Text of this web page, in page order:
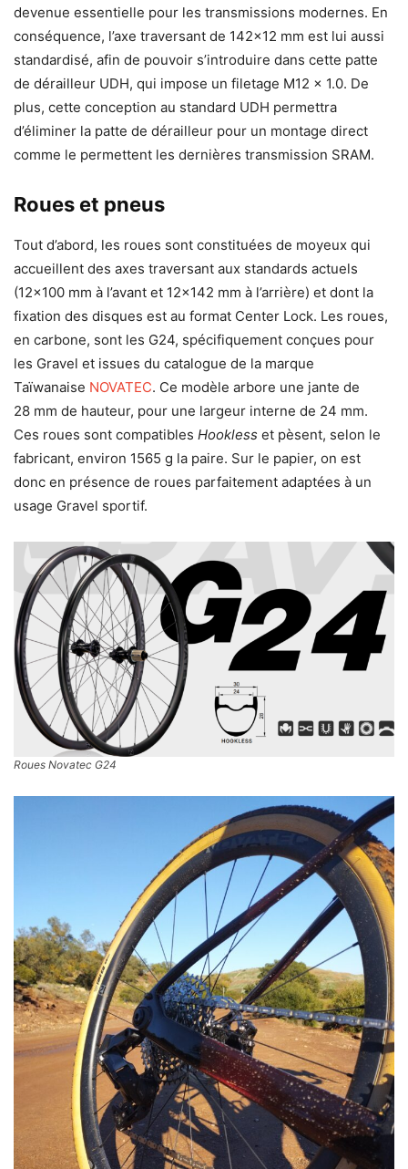
devenue essentielle pour les transmissions modernes. En
conséquence, l’axe traversant de 142×12 mm est lui aussi
standardisé, afin de pouvoir s’introduire dans cette patte
de dérailleur UDH, qui impose un filetage M12 x 1.0. De
plus, cette conception au standard UDH permettra
d’éliminer la patte de dérailleur pour un montage direct
comme le permettent les dernières transmission SRAM.
Roues et pneus
Tout d’abord, les roues sont constituées de moyeux qui
accueillent des axes traversant aux standards actuels
(12×100 mm à l’avant et 12×142 mm à l’arrière) et dont la
fixation des disques est au format Center Lock. Les roues,
en carbone, sont les G24, spécifiquement conçues pour
les Gravel et issues du catalogue de la marque
Taïwanaise NOVATEC. Ce modèle arbore une jante de
28 mm de hauteur, pour une largeur interne de 24 mm.
Ces roues sont compatibles Hookless et pèsent, selon le
fabricant, environ 1565 g la paire. Sur le papier, on est
donc en présence de roues parfaitement adaptées à un
usage Gravel sportif.
Roues Novatec G24